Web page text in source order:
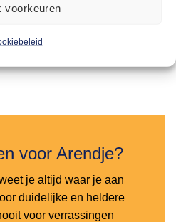
voorkeuren
voor Arendje?
je altijd waar je aan
duidelijke en heldere
voor verrassingen